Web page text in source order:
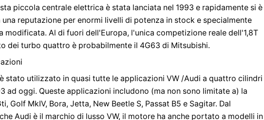
piccola centrale elettrica è stata lanciata nel 1993 e rapidamente si è
una reputazione per enormi livelli di potenza in stock e specialmente
modificata. Al di fuori dell'Europa, l'unica competizione reale dell'1,8T
dei turbo quattro è probabilmente il 4G63 di Mitsubishi.
è stato utilizzato in quasi tutte le applicazioni VW /Audi a quattro cilindri
ad oggi. Queste applicazioni includono (ma non sono limitate a) la
Golf MkIV, Bora, Jetta, New Beetle S, Passat B5 e Sagitar. Dal
Audi è il marchio di lusso VW, il motore ha anche portato a modelli in